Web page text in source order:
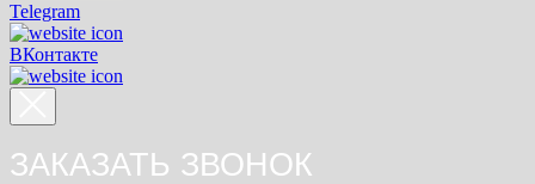
Telegram
ВКонтакте
ЗАКАЗАТЬ ЗВОНОК